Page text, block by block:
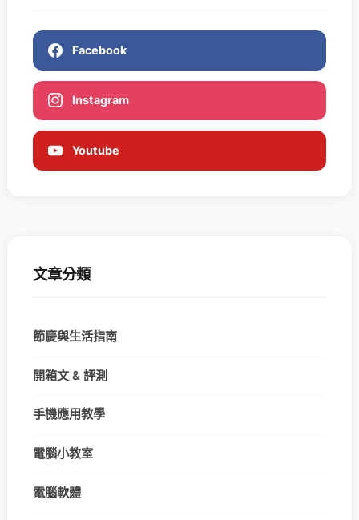
Facebook
Instagram
Youtube
文章分類
節慶與生活指南
開箱文 & 評測
手機應用教學
電腦小教室
電腦軟體